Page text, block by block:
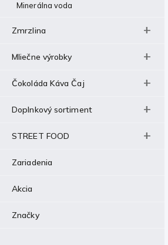
Minerálna voda
Zmrzlina
Mliečne výrobky
Čokoláda Káva Čaj
Doplnkový sortiment
STREET FOOD
Zariadenia
Akcia
Značky